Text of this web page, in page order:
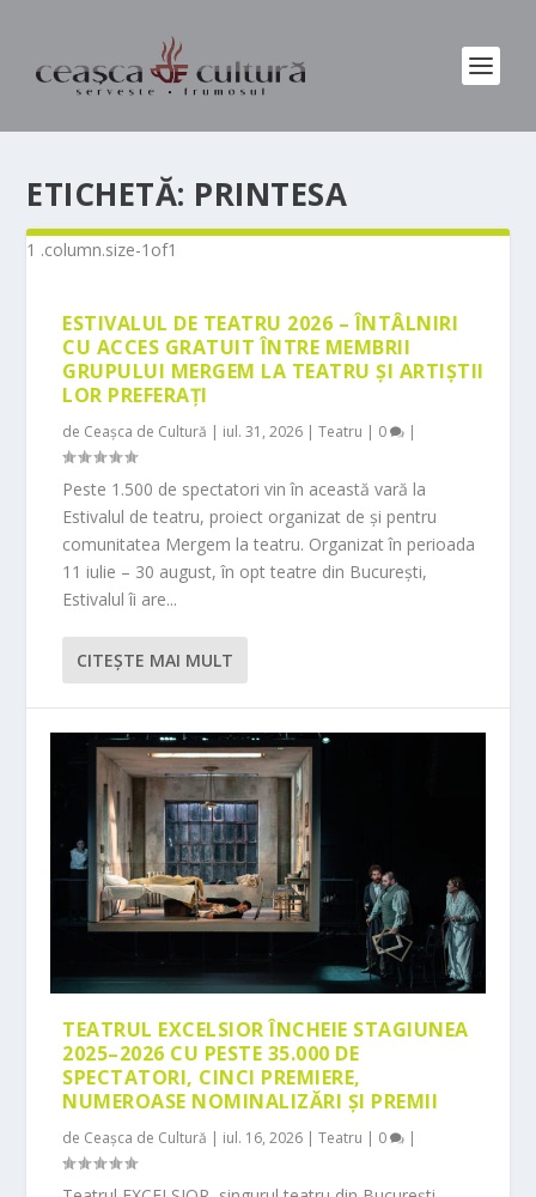
ETICHETĂ: PRINTESA
ESTIVALUL DE TEATRU 2026 – ÎNTÂLNIRI
CU ACCES GRATUIT ÎNTRE MEMBRII
GRUPULUI MERGEM LA TEATRU ȘI ARTIȘTII
LOR PREFERAȚI
de Ceașca de Cultură | iul. 31, 2026 |Teatru | 0 |
Peste 1.500 de spectatori vin în această vară la
Estivalul de teatru, proiect organizat de și pentru
comunitatea Mergem la teatru. Organizat în perioada
11 iulie – 30 august, în opt teatre din București,
Estivalul îi are...
CITEŞTE MAI MULT
TEATRUL EXCELSIOR ÎNCHEIE STAGIUNEA
2025–2026 CU PESTE 35.000 DE
SPECTATORI, CINCI PREMIERE,
NUMEROASE NOMINALIZĂRI ȘI PREMII
de Ceașca de Cultură | iul. 16, 2026 |Teatru | 0 |